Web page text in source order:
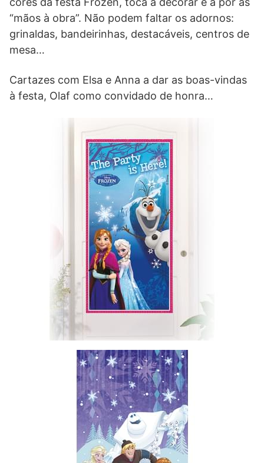
“mãos à obra”. Não podem faltar os adornos:
grinaldas, bandeirinhas, destacáveis, centros de
mesa…
Cartazes com Elsa e Anna a dar as boas-vindas
à festa, Olaf como convidado de honra…